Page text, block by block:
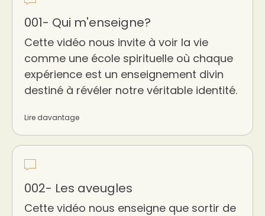
001- Qui m'enseigne?
Cette vidéo nous invite à voir la vie
comme une école spirituelle où chaque
expérience est un enseignement divin
destiné à révéler notre véritable identité.
Lire davantage
002- Les aveugles
Cette vidéo nous enseigne que sortir de